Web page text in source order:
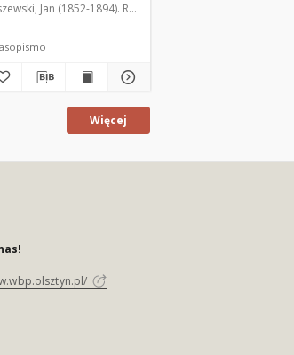
Jan (1852-1894). Red.
Więcej